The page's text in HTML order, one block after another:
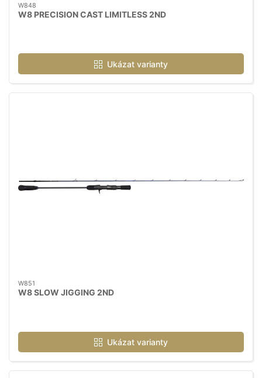
W848
W8 PRECISION CAST LIMITLESS 2ND
Ukázat varianty
W851
W8 SLOW JIGGING 2ND
Ukázat varianty